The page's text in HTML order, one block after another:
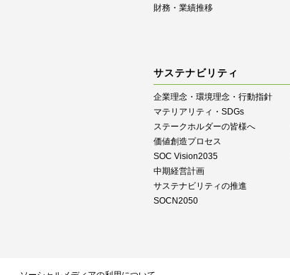
財務・業績推移
サステナビリティ
企業理念・環境理念・行動指針
マテリアリティ・SDGs
ステークホルダーの皆様へ
価値創造プロセス
SOC Vision2035
中期経営計画
サステナビリティの推進
SOCN2050